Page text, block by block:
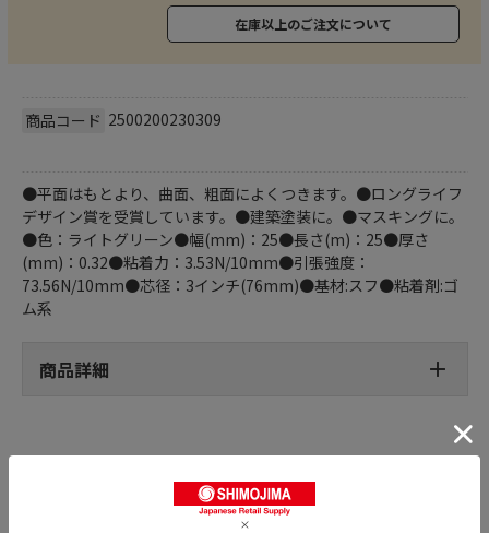
在庫以上のご注文について
商品コード 2500200230309
●平面はもとより、曲面、粗面によくつきます。●ロングライフ
デザイン賞を受賞しています。●建築塗装に。●マスキングに。
●色：ライトグリーン●幅(mm)：25●長さ(m)：25●厚さ
(mm)：0.32●粘着力：3.53N/10mm●引張強度：
73.56N/10mm●芯径：3インチ(76mm)●基材:スフ●粘着剤:ゴ
ム系
商品詳細
養生テープの人気商品との比較